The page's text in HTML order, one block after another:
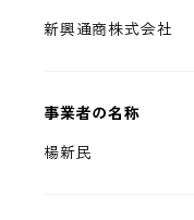
新興通商株式会社
事業者の名称
楊新民